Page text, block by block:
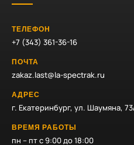
ТЕЛЕФОН
+7 (343) 361-36-16
ПОЧТА
zakaz.last@la-spectrak.ru
АДРЕС
г. Екатеринбург, ул. Шаумяна,
ВРЕМЯ РАБОТЫ
пн – пт с 9:00 до 18:00